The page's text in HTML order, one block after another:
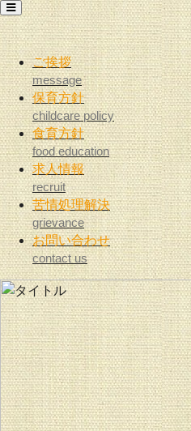
ご挨拶
message
保育方針
childcare policy
食育方針
food education
求人情報
recruit
苦情処理解決
grievance
お問い合わせ
contact us